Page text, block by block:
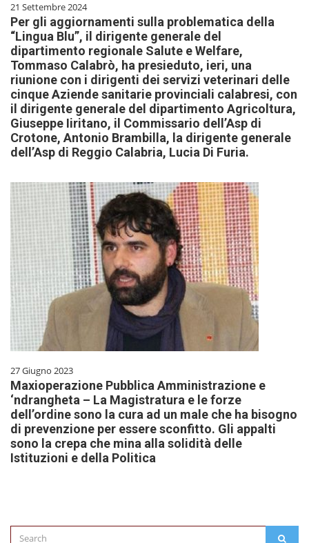
21 Settembre 2024
Per gli aggiornamenti sulla problematica della
“Lingua Blu”, il dirigente generale del
dipartimento regionale Salute e Welfare,
Tommaso Calabrò, ha presieduto, ieri, una
riunione con i dirigenti dei servizi veterinari delle
cinque Aziende sanitarie provinciali calabresi, con
il dirigente generale del dipartimento Agricoltura,
Giuseppe Iiritano, il Commissario dell’Asp di
Crotone, Antonio Brambilla, la dirigente generale
dell’Asp di Reggio Calabria, Lucia Di Furia.
27 Giugno 2023
Maxioperazione Pubblica Amministrazione e
‘ndrangheta – La Magistratura e le forze
dell’ordine sono la cura ad un male che ha bisogno
di prevenzione per essere sconfitto. Gli appalti
sono la crepa che mina alla solidità delle
Istituzioni e della Politica
Search